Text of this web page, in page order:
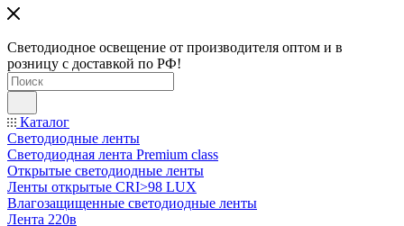
Светодиодное освещение от производителя оптом и в
розницу с доставкой по РФ!
Каталог
Светодиодные ленты
Светодиодная лента Premium class
Открытые светодиодные ленты
Ленты открытые CRI>98 LUX
Влагозащищенные светодиодные ленты
Лента 220в